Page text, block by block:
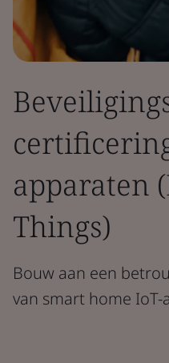
apparaten
Things)
Bouw aan een
van smart home